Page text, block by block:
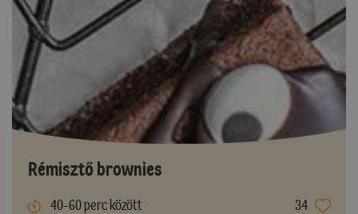
Rémisztő brownies
40-60 perc között
34